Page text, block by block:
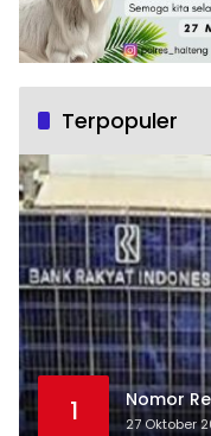
Terpopuler
1 Nomor
27 Oktober